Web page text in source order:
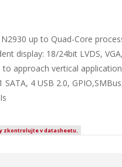
up to Quad-Core
display: 18/24bit LVDS,
approach vertical
4 USB 2.0,
zkontrolujte v datasheetu.